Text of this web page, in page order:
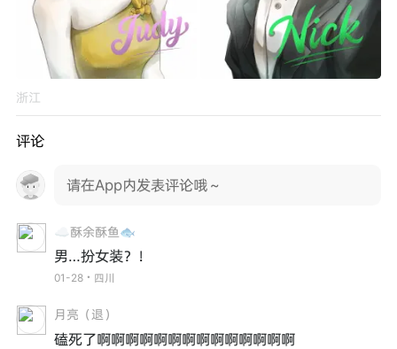
浙江
评论
请在App内发表评论哦～
☁️酥余酥鱼🐟
男…扮女装？！
01-28・四川
月亮（退）
磕死了啊啊啊啊啊啊啊啊啊啊啊啊啊啊